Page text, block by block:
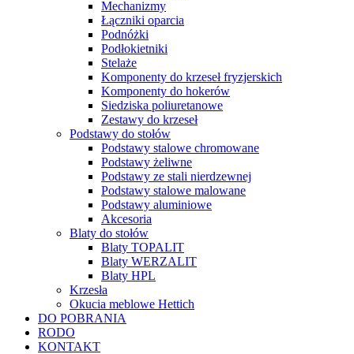
Mechanizmy
Łączniki oparcia
Podnóżki
Podłokietniki
Stelaże
Komponenty do krzeseł fryzjerskich
Komponenty do hokerów
Siedziska poliuretanowe
Zestawy do krzeseł
Podstawy do stołów
Podstawy stalowe chromowane
Podstawy żeliwne
Podstawy ze stali nierdzewnej
Podstawy stalowe malowane
Podstawy aluminiowe
Akcesoria
Blaty do stołów
Blaty TOPALIT
Blaty WERZALIT
Blaty HPL
Krzesła
Okucia meblowe Hettich
DO POBRANIA
RODO
KONTAKT